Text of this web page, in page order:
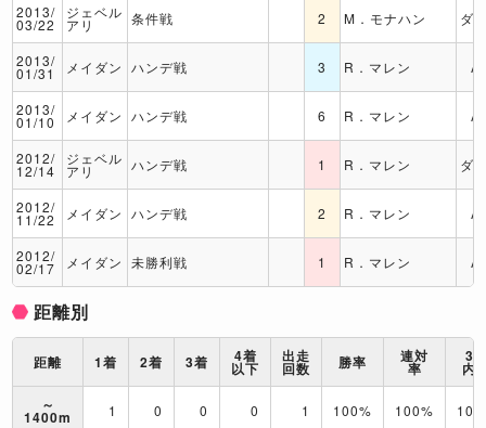
2013/
03/22
ジェベル
アリ 条件戦 2 M．モナハン ダ
2013/
01/31 メイダン ハンデ戦 3 R．マレン
2013/
01/10 メイダン ハンデ戦 6 R．マレン
2012/
12/14
ジェベル
アリ ハンデ戦 1 R．マレン ダ
2012/
11/22 メイダン ハンデ戦 2 R．マレン
2012/
02/17 メイダン 未勝利戦 1 R．マレン
距離別
距離 1着 2着 3着 4着
以下
出走
回数 勝率 連対
率
3
内
～
1400m 1 0 0 0 1 100% 100%